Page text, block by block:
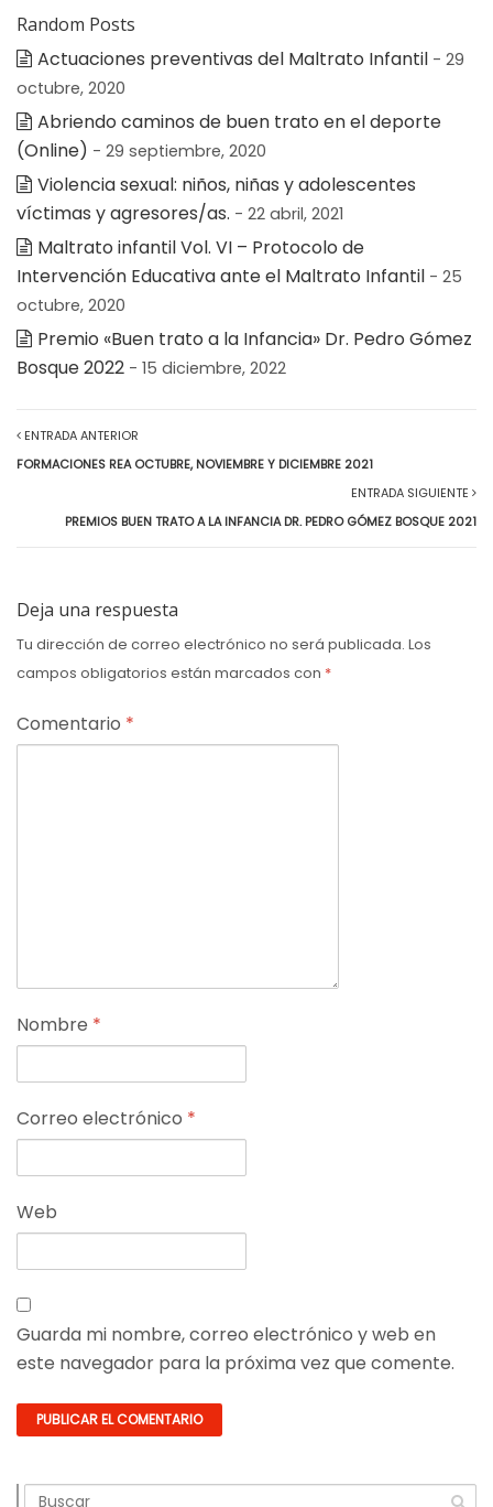
Random Posts
Actuaciones preventivas del Maltrato Infantil - 29
octubre, 2020
Abriendo caminos de buen trato en el deporte
(Online) - 29 septiembre, 2020
Violencia sexual: niños, niñas y adolescentes
víctimas y agresores/as. - 22 abril, 2021
Maltrato infantil Vol. VI – Protocolo de
Intervención Educativa ante el Maltrato Infantil - 25
octubre, 2020
Premio «Buen trato a la Infancia» Dr. Pedro Gómez
Bosque 2022 - 15 diciembre, 2022
ENTRADA ANTERIOR
FORMACIONES REA OCTUBRE, NOVIEMBRE Y DICIEMBRE 2021
ENTRADA SIGUIENTE
PREMIOS BUEN TRATO A LA INFANCIA DR. PEDRO GÓMEZ BOSQUE 2021
Deja una respuesta
Tu dirección de correo electrónico no será publicada. Los
campos obligatorios están marcados con *
Comentario *
Nombre *
Correo electrónico *
Web
Guarda mi nombre, correo electrónico y web en
este navegador para la próxima vez que comente.